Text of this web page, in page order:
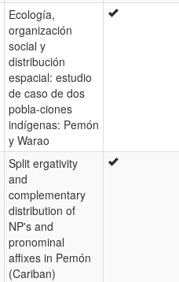
Ecología,
organización
social y
distribución
espacial: estudio
de caso de dos
pobla-ciones
indígenas: Pemón
y Warao
Split ergativity
and
complementary
distribution of
NP's and
pronominal
affixes in Pemón
(Cariban)